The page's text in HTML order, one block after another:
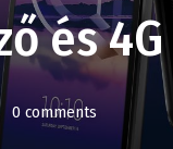
és 4G
0 comments